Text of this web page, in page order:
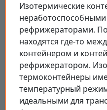
Изотермические
рефрижераторами.
находятся где-то
контейнером и
рефрижератором.
термоконтейнеры
температурный
идеальными для